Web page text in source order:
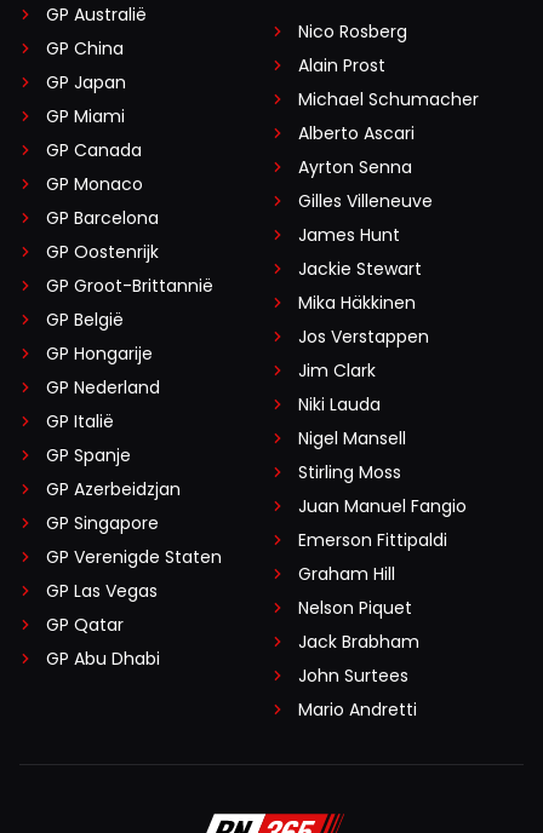
GP Australië
GP China
GP Japan
GP Miami
GP Canada
GP Monaco
GP Barcelona
GP Oostenrijk
GP Groot-Brittannië
GP België
GP Hongarije
GP Nederland
GP Italië
GP Spanje
GP Azerbeidzjan
GP Singapore
GP Verenigde Staten
GP Las Vegas
GP Qatar
GP Abu Dhabi
Nico Rosberg
Alain Prost
Michael Schumacher
Alberto Ascari
Ayrton Senna
Gilles Villeneuve
James Hunt
Jackie Stewart
Mika Häkkinen
Jos Verstappen
Jim Clark
Niki Lauda
Nigel Mansell
Stirling Moss
Juan Manuel Fangio
Emerson Fittipaldi
Graham Hill
Nelson Piquet
Jack Brabham
John Surtees
Mario Andretti